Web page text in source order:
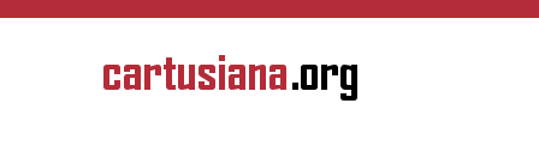
Overslaan en naar de inhoud gaan
CARTUSIANA
Geschiedenis
van de